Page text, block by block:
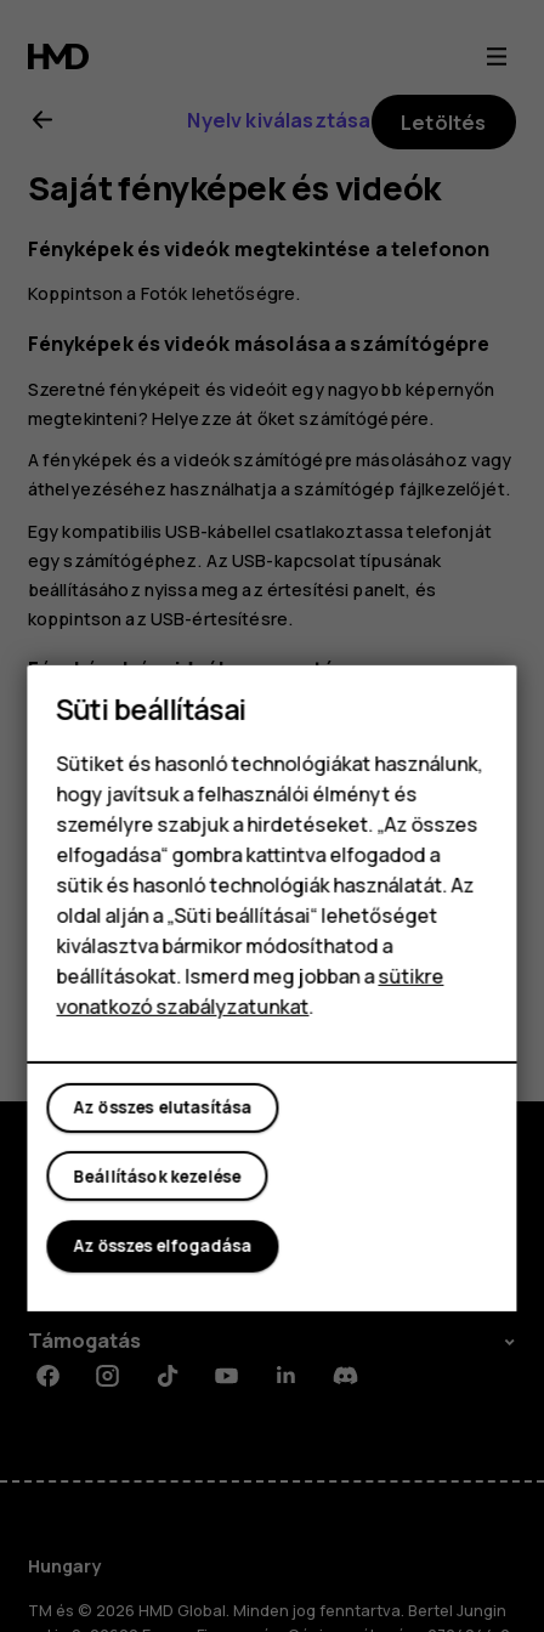
Nokia
G21
felhasználói
kézikönyv
Okostelefonok
Klasszikus telefonok
Tartozékok
Táblagépek
Nyelv kiválasztása Letöltés
Saját fényképek és videók
Fényképek és videók megtekintése a telefonon
Koppintson a Fotók lehetőségre.
Fényképek és videók másolása a számítógépre
Szeretné fényképeit és videóit egy nagyobb képernyőn
megtekinteni? Helyezze át őket számítógépére.
A fényképek és a videók számítógépre másolásához vagy
áthelyezéséhez használhatja a számítógép fájlkezelőjét.
Egy kompatibilis USB-kábellel csatlakoztassa telefonját
egy számítógéphez. Az USB-kapcsolat típusának
beállításához nyissa meg az értesítési panelt, és
koppintson az USB-értesítésre.
Fényképek és videók megosztása
Koppintson aFotókmenüpontra, koppintson a
lehetőségre.
Válassza ki a fényképekhez vagy videókhoz
használni kívánt megosztási módot.
Hasznosnak találtad?
Igen Nem
Fedezd fel
Rólunk
Támogatás
FacebookInstagramTiktokYoutubeLinkedinDiscord
Hungary
TM és © 2026 HMD Global. Minden jog fenntartva. Bertel Jungin
Süti beállításai
Sütiket és hasonló technológiákat használunk,
hogy javítsuk a felhasználói élményt és
személyre szabjuk a hirdetéseket. „Az összes
elfogadása“ gombra kattintva elfogadod a
sütik és hasonló technológiák használatát. Az
oldal alján a „Süti beállításai“ lehetőséget
kiválasztva bármikor módosíthatod a
beállításokat. Ismerd meg jobban asütikre
vonatkozó szabályzatunkat.
Az összes elutasítása
Beállítások kezelése
Az összes elfogadása